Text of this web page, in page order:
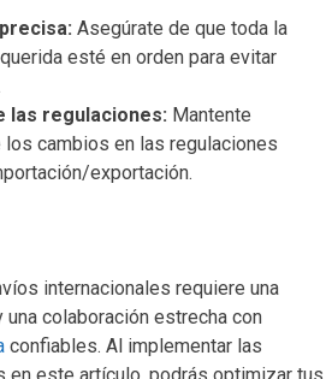
Asegúrate de que toda la
esté en orden para evitar
las regulaciones: Mantente
cambios en las regulaciones
exportación.
internacionales requiere una
colaboración estrecha con
confiables. Al implementar las